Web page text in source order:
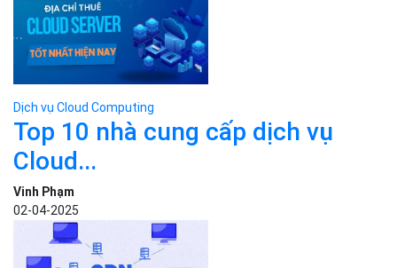
Dịch vụ Cloud Computing
Top 10 nhà cung cấp dịch vụ
Cloud...
Vinh Phạm
02-04-2025